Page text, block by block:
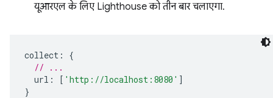
यूआरएल के लिए Lighthouse को तीन बार चलाएगा.
collect :
{
// ...
url : [ 'http://localhost:8080' ]
}